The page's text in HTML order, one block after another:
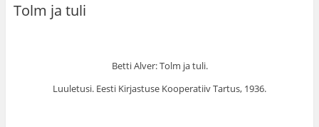
Tolm ja tuli
Betti Alver: Tolm ja tuli.
Luuletusi. Eesti Kirjastuse Kooperatiiv Tartus, 1936.